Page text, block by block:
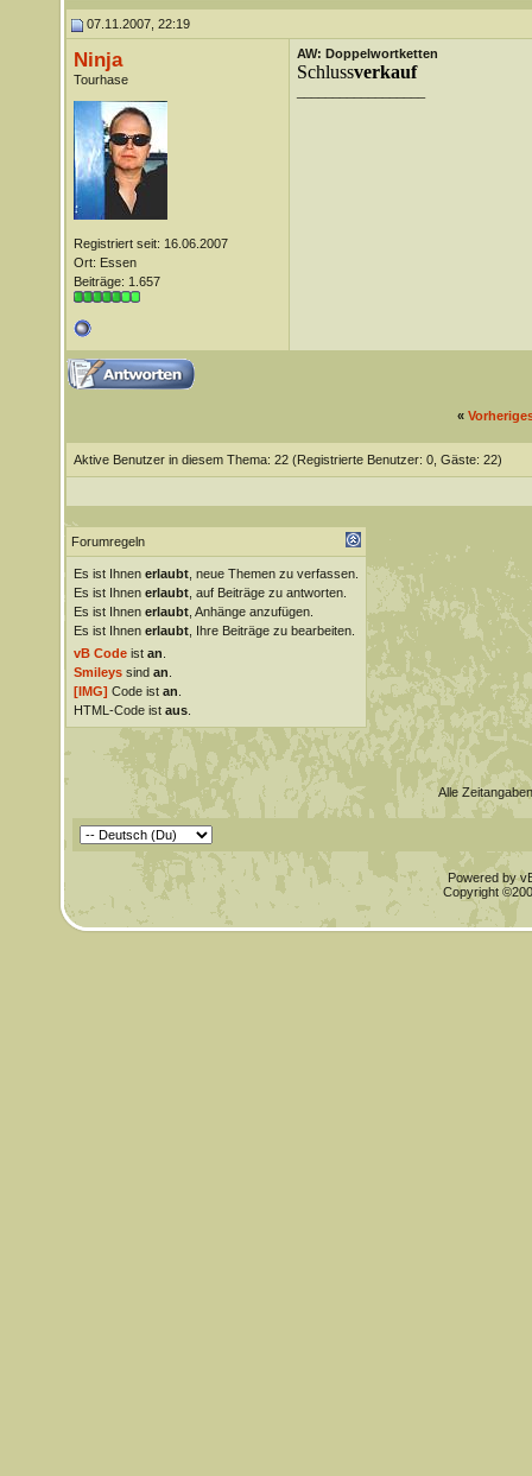
07.11.2007, 22:19
Ninja
Tourhase
Registriert seit: 16.06.2007
Ort: Essen
Beiträge: 1.657
AW: Doppelwortketten
Schlussverkauf
«
Aktive Benutzer in diesem Thema: 22 (Registrierte Benutzer: 0, Gäste: 22)
Forumregeln
Es ist Ihnen erlaubt, neue Themen zu verfassen.
Es ist Ihnen erlaubt, auf Beiträge zu antworten.
Es ist Ihnen erlaubt, Anhänge anzufügen.
Es ist Ihnen erlaubt, Ihre Beiträge zu bearbeiten.
vB Codeist an
Smileyssind an
[IMG] Code ist an
HTML-Code ist aus.
Alle
Powered by
Copyright